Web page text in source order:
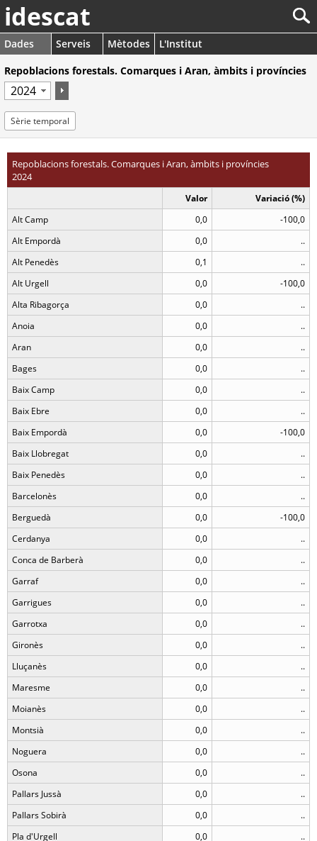
idescat
Dades Serveis Mètodes
L'Institut
Repoblacions forestals. Comarques i Aran, àmbits i províncies
Sèrie temporal
Repoblacions forestals. Comarques i Aran, àmbits i províncies
2024
Valor
Variació (%)
Alt Camp
0,0
-100,0
Alt Empordà
0,0
..
Alt Penedès
0,1
..
Alt Urgell
0,0
-100,0
Alta Ribagorça
0,0
..
Anoia
0,0
..
Aran
0,0
..
Bages
0,0
..
Baix Camp
0,0
..
Baix Ebre
0,0
..
Baix Empordà
0,0
-100,0
Baix Llobregat
0,0
..
Baix Penedès
0,0
..
Barcelonès
0,0
..
Berguedà
0,0
-100,0
Cerdanya
0,0
..
Conca de Barberà
0,0
..
Garraf
0,0
..
Garrigues
0,0
..
Garrotxa
0,0
..
Gironès
0,0
..
Lluçanès
0,0
..
Maresme
0,0
..
Moianès
0,0
..
Montsià
0,0
..
Noguera
0,0
..
Osona
0,0
..
Pallars Jussà
0,0
..
Pallars Sobirà
0,0
..
Pla d'Urgell
0,0
..